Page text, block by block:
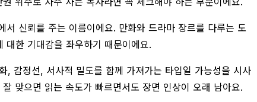
신뢰를 주는 이름이에요. 만화와 드라마 장르를 다루는 도
대한 기대감을 좌우하기 때문이에요.
감정선, 서사적 밀도를 함께 가져가는 타입일 가능성을 시사
맞으면 읽는 속도가 빠르면서도 장면 인상이 오래 남아요.